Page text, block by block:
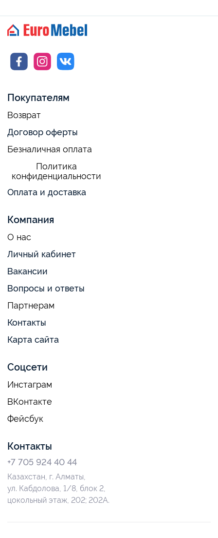
Покупателям
Возврат
Договор оферты
Безналичная оплата
Политика
конфиденциальности
Оплата и доставка
Компания
О нас
Личный кабинет
Вакансии
Вопросы и ответы
Партнерам
Контакты
Карта сайта
Соцсети
Инстаграм
ВКонтакте
Фейсбук
Контакты
+7 705 924 40 44
Казахстан, г. Алматы,
ул. Кабдолова, 1/8, блок 2,
цокольный этаж, 202; 202А.